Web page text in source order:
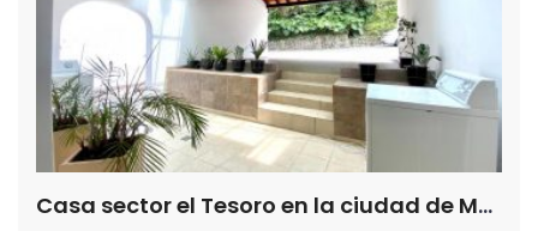
Casa sector el Tesoro en la ciudad de Medellín